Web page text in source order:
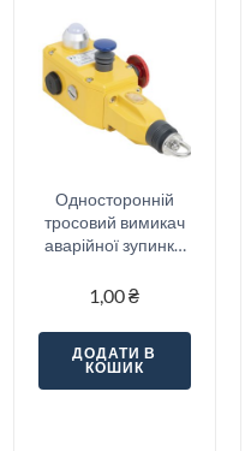
Односторонній
тросовий вимикач
аварійної зупинки
E1)
1,00₴
ДОДАТИ В
КОШИК